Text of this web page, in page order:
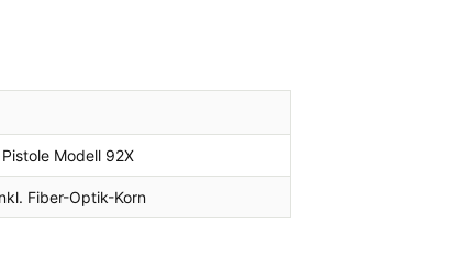
Modell 92X
Fiber-Optik-Korn